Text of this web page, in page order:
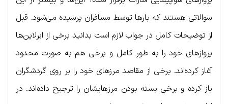
سوالاتی هستند که بارها توسط مسافران پرسیده می‌شود. قبل
از توضیحات کامل در جواب لازم است بدانید برخی از ایرلاین‌ها
پروازهای خود را به طور کامل و برخی هم به صورت محدود
آغاز کرده‌اند. برخی از مقاصد مرزهای خود را بر روی گردشگران
باز کرده و برخی بسته بودن مرزهایشان را ترجیح داده‌اند. در